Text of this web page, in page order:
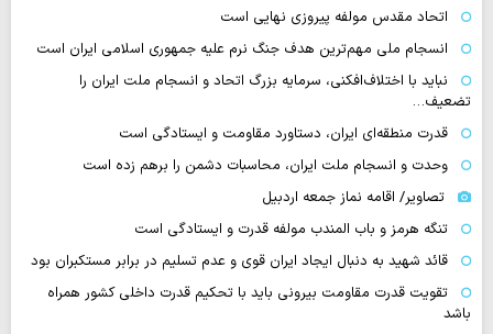
اتحاد مقدس مولفه پیروزی نهایی است
انسجام ملی مهم‌ترین هدف جنگ نرم علیه جمهوری اسلامی ایران است
نباید با اختلاف‌افکنی، سرمایه بزرگ اتحاد و انسجام ملت ایران را
تضعیف…
قدرت منطقه‌ای ایران، دستاورد مقاومت و ایستادگی است
وحدت و انسجام ملت ایران، محاسبات دشمن را برهم زده است
تصاویر/ اقامه نماز جمعه اردبیل
تنگه‌ هرمز و باب المندب مولفه قدرت و ایستادگی است
قائد شهید به دنبال ایجاد ایران قوی و عدم تسلیم در برابر مستکبران بود
تقویت قدرت مقاومت بیرونی باید با تحکیم قدرت داخلی کشور همراه
باشد